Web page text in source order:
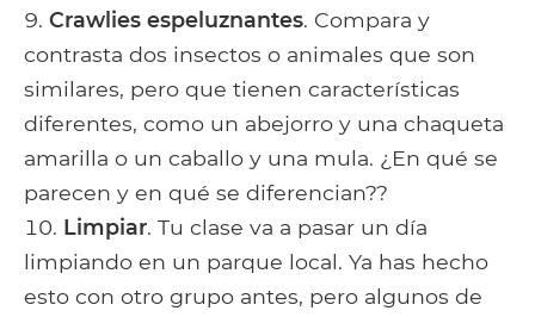
Crawlies espeluznantes. Compara y
contrasta dos insectos o animales que son
similares, pero que tienen características
diferentes, como un abejorro y una chaqueta
amarilla o un caballo y una mula. ¿En qué se
parecen y en qué se diferencian??
Limpiar. Tu clase va a pasar un día
limpiando en un parque local. Ya has hecho
esto con otro grupo antes, pero algunos de